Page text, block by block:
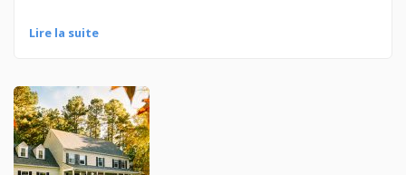
Lire la suite